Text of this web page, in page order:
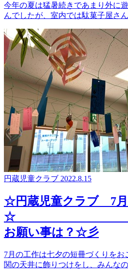
今年の夏は猛暑続きであまり外に
んでしたが、室内では駄菓子屋さ
円蔵児童クラブ 2022.8.15
☆円蔵児童クラブ 7月
お願い事は？☆彡
7月の工作は七夕の短冊づくりを
関の天井に飾りつけをし、みんな